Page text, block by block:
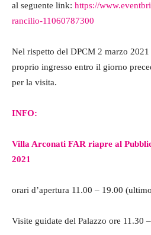
al seguente link: https://
rancilio-11060787300
Nel rispetto del DPCM 2 marzo
proprio ingresso entro il giorno
per la visita.
INFO:
Villa Arconati FAR riapre al
2021
orari d’apertura 11.00 – 19.00
Visite guidate del Palazzo ore 11.30